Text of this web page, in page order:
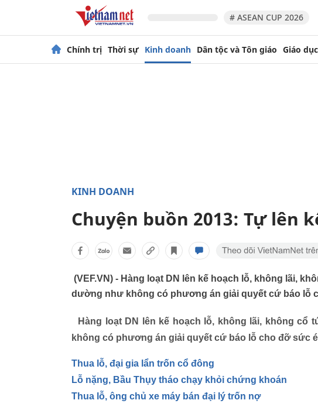
# ASEAN CUP 2026
Chính trị Thời sự Kinh doanh Dân tộc và Tôn giáo Giáo dục
KINH DOANH
Chuyện buồn 2013: Tự lên
(VEF.VN) - Hàng loạt DN lên kế hoạch lỗ, không lãi,
dường như không có phương án giải quyết cứ báo lỗ
Hàng loạt DN lên kế hoạch lỗ, không lãi, không
không có phương án giải quyết cứ báo lỗ cho đỡ sức
Thua lỗ, đại gia lẩn trốn cổ đông
Lỗ nặng, Bầu Thụy tháo chạy khỏi chứng khoán
Thua lỗ, ông chủ xe máy bán đại lý trốn nợ